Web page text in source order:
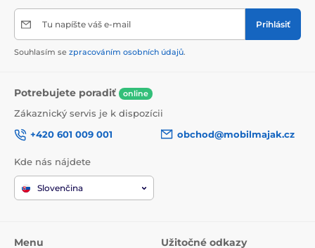
Tu napíšte váš e-mail Prihlásiť
Souhlasím se zpracováním osobních údajů.
Potrebujete poradiť online
Zákaznický servis je k dispozícii
+420 601 009 001
obchod@mobilmajak.cz
Kde nás nájdete
Slovenčina
Menu Užitočné odkazy